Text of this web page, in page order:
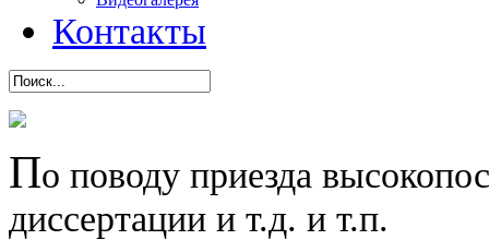
Контакты
По поводу приезда
диссертации и т.д. и т.п.